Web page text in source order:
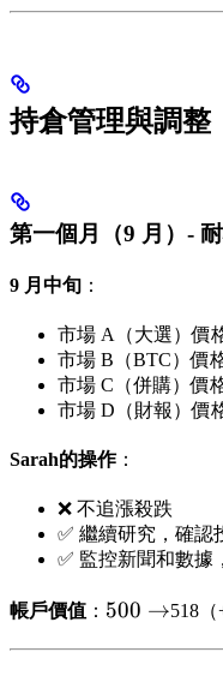
持倉管理與調整
第一個月（9 月）-
9 月中旬 ：
市場 A（大選）價
市場 B（BTC）價
市場 C（併購）價
市場 D（財報）價
Sarah的操作：
❌ 不追漲殺跌
✅ 繼續研究，確認
✅ 監控新聞和數據
帳戶價值 ： 500
500 →518（